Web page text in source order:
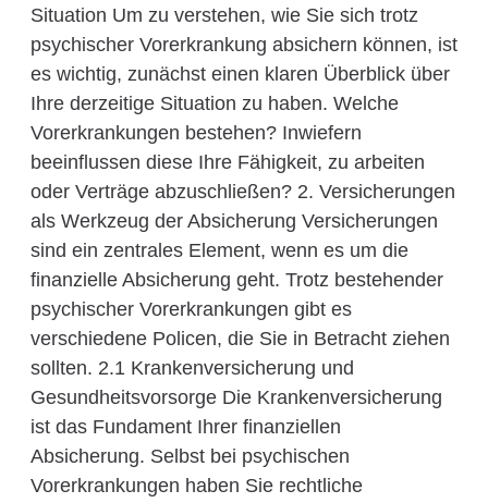
Situation Um zu verstehen, wie Sie sich trotz
psychischer Vorerkrankung absichern können, ist
es wichtig, zunächst einen klaren Überblick über
Ihre derzeitige Situation zu haben. Welche
Vorerkrankungen bestehen? Inwiefern
beeinflussen diese Ihre Fähigkeit, zu arbeiten
oder Verträge abzuschließen? 2. Versicherungen
als Werkzeug der Absicherung Versicherungen
sind ein zentrales Element, wenn es um die
finanzielle Absicherung geht. Trotz bestehender
psychischer Vorerkrankungen gibt es
verschiedene Policen, die Sie in Betracht ziehen
sollten. 2.1 Krankenversicherung und
Gesundheitsvorsorge Die Krankenversicherung
ist das Fundament Ihrer finanziellen
Absicherung. Selbst bei psychischen
Vorerkrankungen haben Sie rechtliche